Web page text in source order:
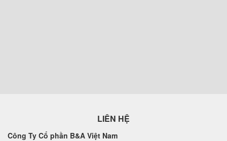
LIÊN HỆ
Công Ty Cổ phần B&A Việt Nam